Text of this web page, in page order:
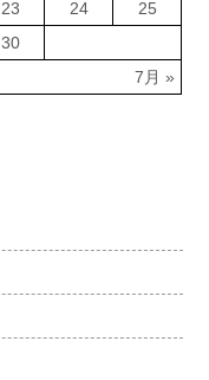
7月 »
23 24
25
30